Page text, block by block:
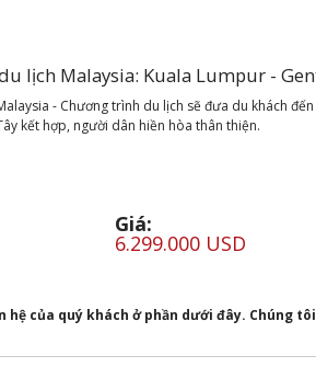
lịch Malaysia: Kuala Lumpur -
- Chương trình du lịch sẽ đưa du khách
kết hợp, người dân hiền hòa thân thiện.
Giá:
6.299.000 USD
của quý khách ở phần dưới đây. Chúng